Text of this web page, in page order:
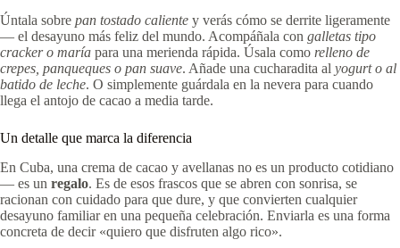
Úntala sobre pan tostado caliente y verás cómo se derrite ligeramente
— el desayuno más feliz del mundo. Acompáñala con galletas tipo
cracker o maría para una merienda rápida. Úsala como relleno de
crepes, panqueques o pan suave. Añade una cucharadita al yogurt o al
batido de leche. O simplemente guárdala en la nevera para cuando
llega el antojo de cacao a media tarde.
Un detalle que marca la diferencia
En Cuba, una crema de cacao y avellanas no es un producto cotidiano
— es un regalo. Es de esos frascos que se abren con sonrisa, se
racionan con cuidado para que dure, y que convierten cualquier
desayuno familiar en una pequeña celebración. Enviarla es una forma
concreta de decir «quiero que disfruten algo rico».